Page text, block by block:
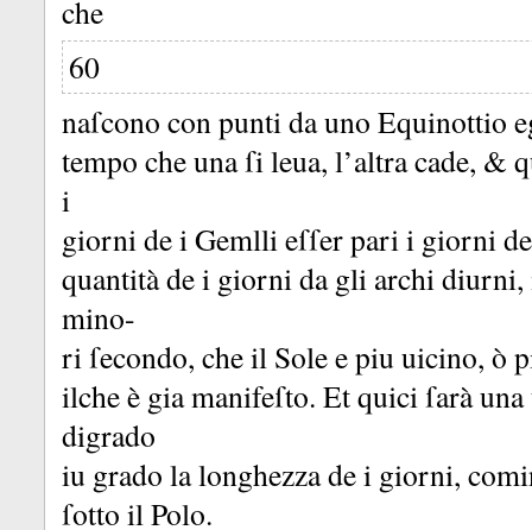
che
60
naſcono con punti da uno Equinottio
tempo che una ſi leua, l’altra cade, &
i
giorni de i Gemlli eſſer pari i giorni
quantità de i giorni da gli archi
mino-
ri ſecondo, che il Sole e piu uicino, ò
ilche è gia manifeſto. Et quici ſarà
digrado
iu grado la longhezza de i giorni,
ſotto il Polo.